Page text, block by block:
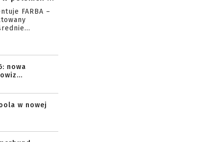
FARBA –
nowa
w nowej